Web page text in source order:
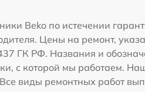
Beko по истечении
Цены на ремонт,
ГК РФ. Названия и
с которой мы работаем.
виды ремонтных работ